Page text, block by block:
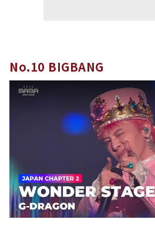
No.10 BIGBANG